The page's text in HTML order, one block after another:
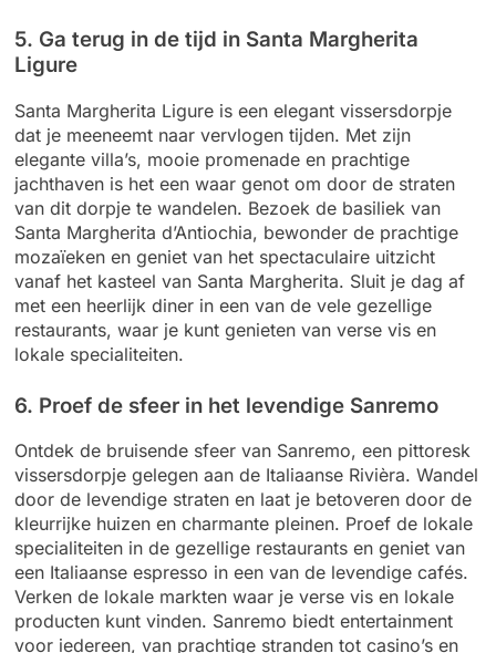
5. Ga terug in de tijd in Santa Margherita
Ligure
Santa Margherita Ligure is een elegant vissersdorpje
dat je meeneemt naar vervlogen tijden. Met zijn
elegante villa’s, mooie promenade en prachtige
jachthaven is het een waar genot om door de straten
van dit dorpje te wandelen. Bezoek de basiliek van
Santa Margherita d’Antiochia, bewonder de prachtige
mozaïeken en geniet van het spectaculaire uitzicht
vanaf het kasteel van Santa Margherita. Sluit je dag af
met een heerlijk diner in een van de vele gezellige
restaurants, waar je kunt genieten van verse vis en
lokale specialiteiten.
6. Proef de sfeer in het levendige Sanremo
Ontdek de bruisende sfeer van Sanremo, een pittoresk
vissersdorpje gelegen aan de Italiaanse Rivièra. Wandel
door de levendige straten en laat je betoveren door de
kleurrijke huizen en charmante pleinen. Proef de lokale
specialiteiten in de gezellige restaurants en geniet van
een Italiaanse espresso in een van de levendige cafés.
Verken de lokale markten waar je verse vis en lokale
producten kunt vinden. Sanremo biedt entertainment
voor iedereen, van prachtige stranden tot casino’s en